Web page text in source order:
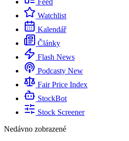
Feed
Watchlist
Kalendář
Články
Flash News
Podcasty New
Fair Price Index
StockBot
Stock Screener
Nedávno zobrazené